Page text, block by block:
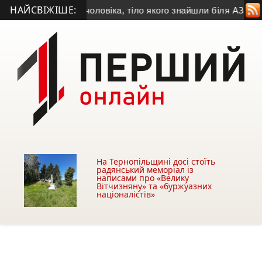
НАЙСВІЖІШЕ:
особу чоловіка, тіло якого знайшли біля АЗС у
На Тернопільщині досі стоїть
радянський меморіал із
написами про «Велику
Вітчизняну» та «буржуазних
націоналістів»